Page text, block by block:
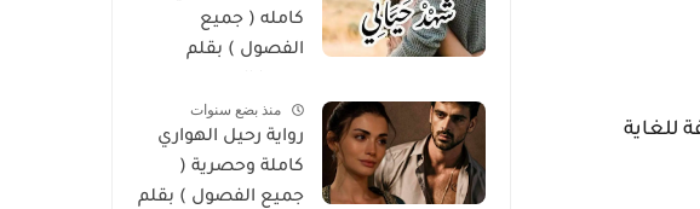
للغاية
كامله ( جميع
الفصول ) بقلم
منذ بضع سنوات
رواية رحيل الهواري
كاملة وحصرية (
جميع الفصول ) بقلم